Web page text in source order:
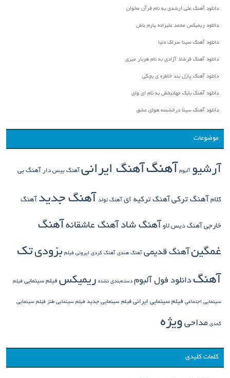
دانلود آهنگ علی ارشدی به نام قرآن مخوان
دانلود ریمیکس محمد علیزاده یارم باش
دانلود آهنگ سینا سرلک دنیا
دانلود آهنگ فرشاد آزادی به نام هربار میری
دانلود آهنگ پازل بند خاطره ی بچگی
دانلود آهنگ بابک جهانبخش به نام ای وای
دانلود آهنگ سینا درخشنده هوای عشق
موضوعات
آرشیو آلبوم آهنگ آهنگ ایرانی آهنگ بیس دار آهنگ بی
کلام آهنگ ترکی آهنگ ترکیه ای آهنگ تولد آهنگ جدید آهنگ
خارجی آهنگ دیس لاو آهنگ شاد آهنگ عاشقانه آهنگ
غمگین آهنگ قدیمی آهنگ هندی آهنگ کردی ایرونی فیلم بزودیتک
آهنگدانلود فول آلبوم دسته‌بندی نشده ریمیکس فیلم سینمایی فیلم
سینمایی اجتماعی فیلم سینمایی ایرانی فیلم سینمایی جدید فیلم سینمایی طنز فیلم سینمایی
کمدی مداحی ویژه
کلمات کلیدی